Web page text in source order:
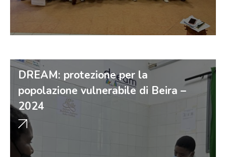
DREAM: protezione per la
popolazione vulnerabile di Beira –
2024